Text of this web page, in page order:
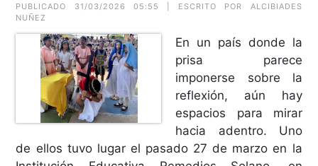
PUBLICADO 31/03/2026 05:55 | ESCRITO POR
ALCIBIADES
NUÑEZ
En un país donde la
prisa parece
imponerse sobre la
reflexión, aún hay
espacios para mirar
hacia adentro. Uno
de ellos tuvo lugar el pasado 27 de marzo en la